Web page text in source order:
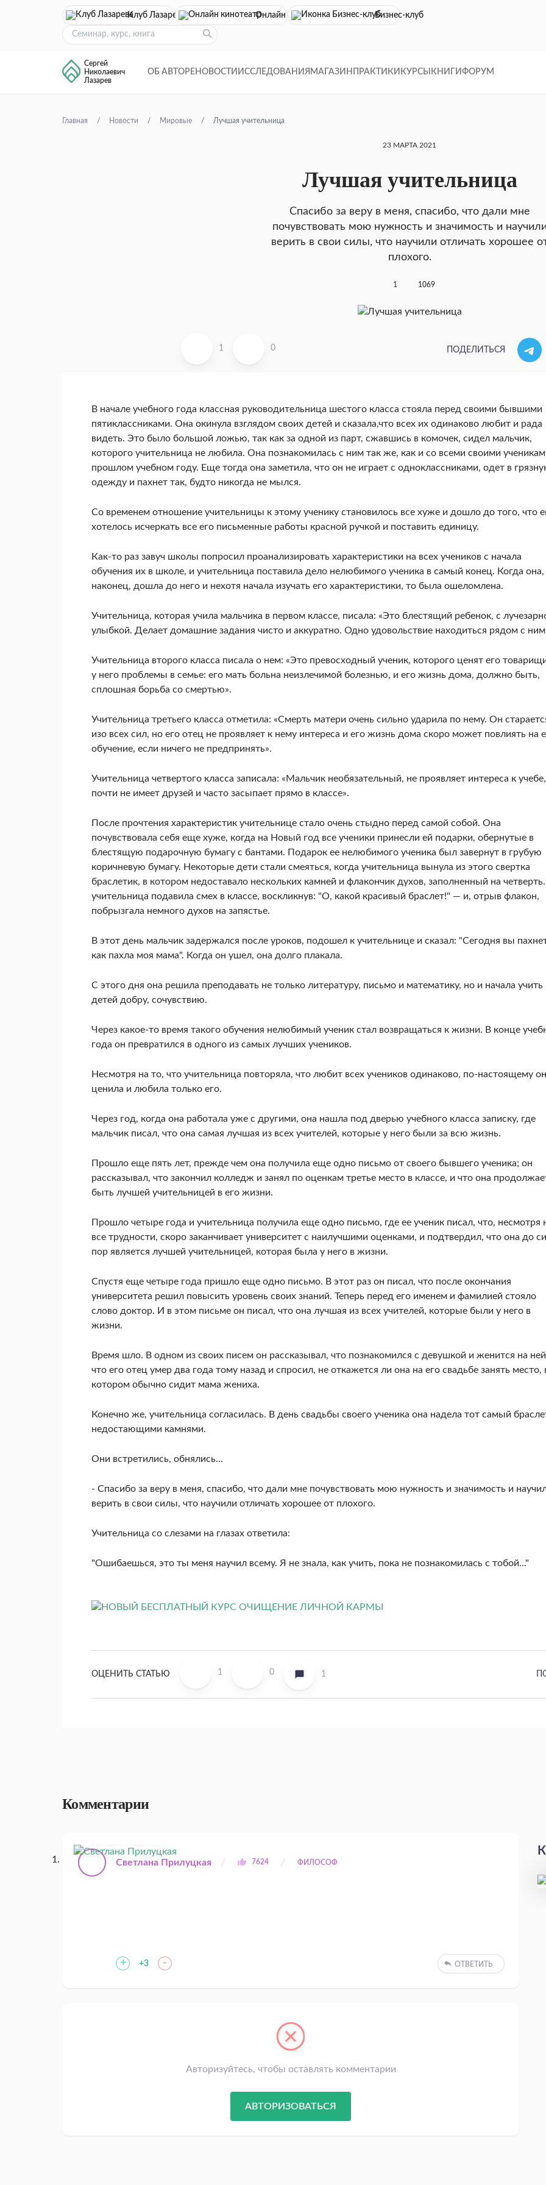
Клуб Лазарева Онлайн кинотеатр
Бизнес-клуб
Сергей
Николаевич
Лазарев
ОБ АВТОРЕ НОВОСТИ ИССЛЕДОВАНИЯ МАГАЗИН ПРАКТИКИ КУРСЫ КНИГИ ФОРУМ
Главная Новости Мировые Лучшая учительница
23 МАРТА 2021
Лучшая учительница
Спасибо за веру в меня, спасибо, что дали мне
почувствовать мою нужность и значимость и научили
верить в свои силы, что научили отличать хорошее
плохого.
1 1069
1 0 ПОДЕЛИТЬСЯ
В начале учебного года классная руководительница шестого класса стояла перед своими бывшими
пятиклассниками. Она окинула взглядом своих детей и сказала,что всех их одинаково любит и рада
видеть. Это было большой ложью, так как за одной из парт, сжавшись в комочек, сидел мальчик,
которого учительница не любила. Она познакомилась с ним так же, как и со всеми своими
прошлом учебном году. Еще тогда она заметила, что он не играет с одноклассниками, одет в
одежду и пахнет так, будто никогда не мылся.
Со временем отношение учительницы к этому ученику становилось все хуже и дошло до того, что
хотелось исчеркать все его письменные работы красной ручкой и поставить единицу.
Как-то раз завуч школы попросил проанализировать характеристики на всех учеников с начала
обучения их в школе, и учительница поставила дело нелюбимого ученика в самый конец. Когда она,
наконец, дошла до него и нехотя начала изучать его характеристики, то была ошеломлена.
Учительница, которая учила мальчика в первом классе, писала: «Это блестящий ребенок, с
улыбкой. Делает домашние задания чисто и аккуратно. Одно удовольствие находиться рядом с
Учительница второго класса писала о нем: «Это превосходный ученик, которого ценят его
у него проблемы в семье: его мать больна неизлечимой болезнью, и его жизнь дома, должно быть,
сплошная борьба со смертью».
Учительница третьего класса отметила: «Смерть матери очень сильно ударила по нему. Он
изо всех сил, но его отец не проявляет к нему интереса и его жизнь дома скоро может повлиять на
обучение, если ничего не предпринять».
Учительница четвертого класса записала: «Мальчик необязательный, не проявляет интереса к учебе,
почти не имеет друзей и часто засыпает прямо в классе».
После прочтения характеристик учительнице стало очень стыдно перед самой собой. Она
почувствовала себя еще хуже, когда на Новый год все ученики принесли ей подарки, обернутые в
блестящую подарочную бумагу с бантами. Подарок ее нелюбимого ученика был завернут в грубую
коричневую бумагу. Некоторые дети стали смеяться, когда учительница вынула из этого свертка
браслетик, в котором недоставало нескольких камней и флакончик духов, заполненный на
учительница подавила смех в классе, воскликнув: "О, какой красивый браслет!" — и, отрыв флакон,
побрызгала немного духов на запястье.
В этот день мальчик задержался после уроков, подошел к учительнице и сказал: "Сегодня вы
как пахла моя мама". Когда он ушел, она долго плакала.
С этого дня она решила преподавать не только литературу, письмо и математику, но и начала учить
детей добру, сочувствию.
Через какое-то время такого обучения нелюбимый ученик стал возвращаться к жизни. В конце
года он превратился в одного из самых лучших учеников.
Несмотря на то, что учительница повторяла, что любит всех учеников одинаково, по-настоящему
ценила и любила только его.
Через год, когда она работала уже с другими, она нашла под дверью учебного класса записку, где
мальчик писал, что она самая лучшая из всех учителей, которые у него были за всю жизнь.
Прошло еще пять лет, прежде чем она получила еще одно письмо от своего бывшего ученика; он
рассказывал, что закончил колледж и занял по оценкам третье место в классе, и что она
быть лучшей учительницей в его жизни.
Прошло четыре года и учительница получила еще одно письмо, где ее ученик писал, что, несмотря
все трудности, скоро заканчивает университет с наилучшими оценками, и подтвердил, что она до
пор является лучшей учительницей, которая была у него в жизни.
Спустя еще четыре года пришло еще одно письмо. В этот раз он писал, что после окончания
университета решил повысить уровень своих знаний. Теперь перед его именем и фамилией стояло
слово доктор. И в этом письме он писал, что она лучшая из всех учителей, которые были у него в
жизни.
Время шло. В одном из своих писем он рассказывал, что познакомился с девушкой и женится на
что его отец умер два года тому назад и спросил, не откажется ли она на его свадьбе занять место,
котором обычно сидит мама жениха.
Конечно же, учительница согласилась. В день свадьбы своего ученика она надела тот самый
недостающими камнями.
Они встретились, обнялись...
- Спасибо за веру в меня, спасибо, что дали мне почувствовать мою нужность и значимость и
верить в свои силы, что научили отличать хорошее от плохого.
Учительница со слезами на глазах ответила:
"Ошибаешься, это ты меня научил всему. Я не знала, как учить, пока не познакомилась с тобой..."
ОЦЕНИТЬ СТАТЬЮ 1 0 1
Комментарии
Светлана Прилуцкая 7624 ФИЛОСОФ
+ +3 - ОТВЕТИТЬ
Авторизуйтесь, чтобы оставлять комментарии
АВТОРИЗОВАТЬСЯ